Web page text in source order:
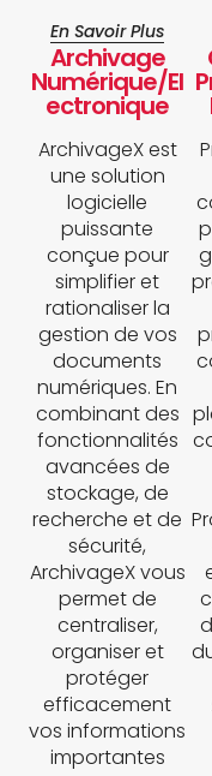
En Savoir Plus
Archivage
Numérique/El
ectronique
ArchivageX est
une solution
logicielle
puissante
conçue pour
simplifier et
rationaliser la
gestion de vos
documents
numériques. En
combinant des
fonctionnalités
avancées de
stockage, de
recherche et de
sécurité,
ArchivageX vous
permet de
centraliser,
organiser et
protéger
efficacement
vos informations
importantes